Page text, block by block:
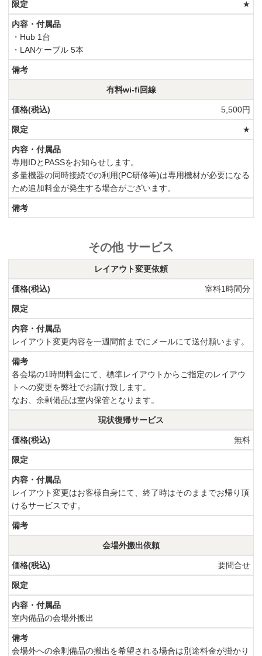
★
・Hub 1台
・LANケーブル 5本
有料wi-fi回線
5,500円
★
専用IDとPASSをお知らせします。
多量機器の同時接続での利用(PC研修等)は専用機材が必要になる
ため追加料金が発生する場合がございます。
その他 サービス
レイアウト変更依頼
室料1時間分
レイアウト変更内容を一週間前までにメールにて送付願います。
各会場の1時間料金にて、標準レイアウトからご指定のレイアウ
トへの変更を弊社でお請け致します。
なお、余剰備品は室内保管となります。
現状復帰サービス
無料
レイアウト変更はお客様自身にて、終了時はそのままでお帰り頂
けるサービスです。
会場外搬出依頼
要問合せ
室内備品の会場外搬出
会場外への余剰備品の搬出を希望される場合は別途料金が掛かり